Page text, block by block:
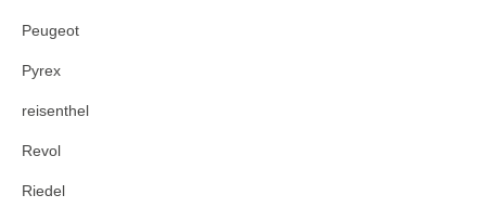
Peugeot
Pyrex
reisenthel
Revol
Riedel